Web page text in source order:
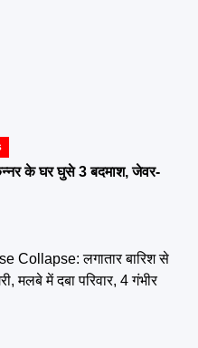
के घर घुसे 3 बदमाश, जेवर-